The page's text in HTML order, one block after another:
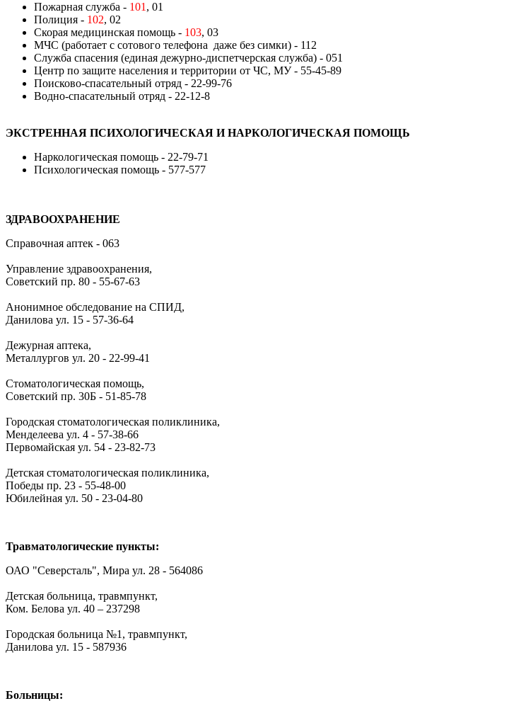
Пожарная служба - 101 , 01
Полиция - 102, 02
Скорая медицинская помощь - 103, 03
МЧС (работает с сотового телефона даже без симки) - 112
Служба спасения (единая дежурно-диспетчерская служба) - 051
Центр по защите населения и территории от ЧС, МУ - 55-45-89
Поисково-спасательный отряд - 22-99-76
Водно-спасательный отряд - 22-12-8
ЭКСТРЕННАЯ ПСИХОЛОГИЧЕСКАЯ И НАРКОЛОГИЧЕСКАЯ ПОМОЩЬ
Наркологическая помощь - 22-79-71
Психологическая помощь - 577-577
ЗДРАВООХРАНЕНИЕ
Справочная аптек - 063
Управление здравоохранения,
Советский пр. 80 - 55-67-63
Анонимное обследование на СПИД,
Данилова ул. 15 - 57-36-64
Дежурная аптека,
Металлургов ул. 20 - 22-99-41
Стоматологическая помощь,
Советский пр. 30Б - 51-85-78
Городская стоматологическая поликлиника,
Менделеева ул. 4 - 57-38-66
Первомайская ул. 54 - 23-82-73
Детская стоматологическая поликлиника,
Победы пр. 23 - 55-48-00
Юбилейная ул. 50 - 23-04-80
Травматологические пункты:
ОАО "Северсталь", Мира ул. 28 - 564086
Детская больница, травмпункт,
Ком. Белова ул. 40 – 237298
Городская больница №1, травмпункт,
Данилова ул. 15 - 587936
Больницы: